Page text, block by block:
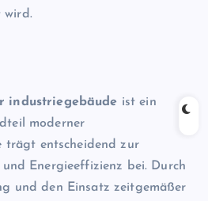
wird.
industriegebäude ist ein
moderner
trägt entscheidend zur
Energieeffizienz bei. Durch
und den Einsatz zeitgemäßer